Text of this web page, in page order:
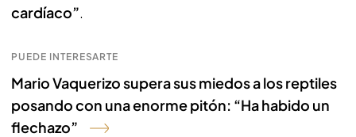
cardíaco”.
PUEDE INTERESARTE
Mario Vaquerizo supera sus miedos a los reptiles
posando con una enorme pitón: “Ha habido un
flechazo”